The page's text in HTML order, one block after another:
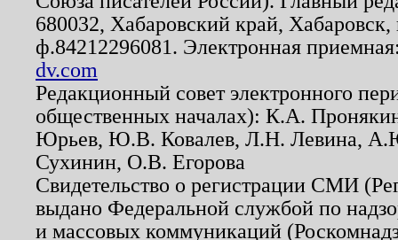
680032, Хабаровский край,
ф.84212296081. Электронная
dv.com
Редакционный совет электронного
общественных началах): К.А.
Юрьев, Ю.В. Ковалев, Л.Н. Левина,
Сухинин, О.В. Егорова
Свидетельство о регистрации СМИ
выдано Федеральной службой по
и массовых коммуникаций